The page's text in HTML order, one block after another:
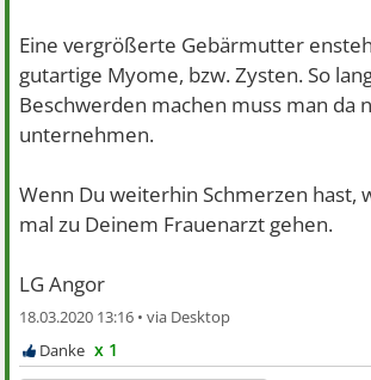
Eine vergrößerte Gebärmutter
gutartige Myome, bzw. Zysten. So
Beschwerden machen muss man da
unternehmen.
Wenn Du weiterhin Schmerzen hast,
mal zu Deinem Frauenarzt gehen.
LG Angor
18.03.2020 13:16 •
x 1